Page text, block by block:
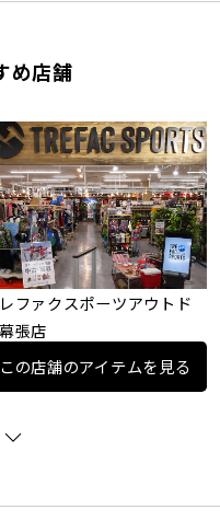
め店舗
ファクスポーツアウトド
張店
この店舗のアイテムを見る